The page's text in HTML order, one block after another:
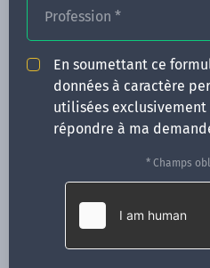
Profession *
En soumettant ce
données à caractère
utilisées exclusivement
répondre à ma
* Champs
ACTUALITÉS
INFOS PRATIQUES
Qui sommes-nous ?
CONTACT
35000 Rennes
02 99 05 25 47
Contactez-nous